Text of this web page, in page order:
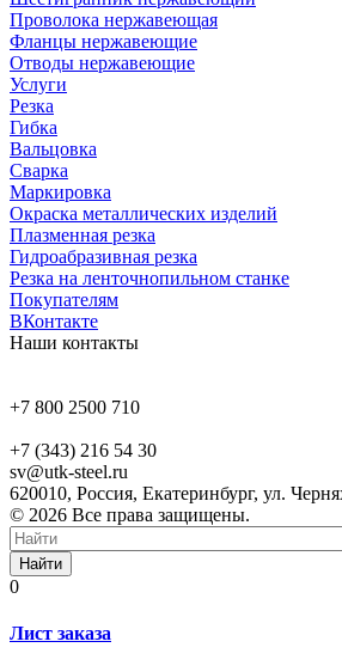
Проволока нержавеющая
Фланцы нержавеющие
Отводы нержавеющие
Услуги
Резка
Гибка
Вальцовка
Сварка
Маркировка
Окраска металлических изделий
Плазменная резка
Гидроабразивная резка
Резка на ленточнопильном станке
Покупателям
ВКонтакте
Наши контакты
+7 800 2500 710
+7 (343) 216 54 30
sv@utk-steel.ru
620010, Россия, Екатеринбург, ул.
© 2026 Все права защищены.
Найти
0
Лист заказа